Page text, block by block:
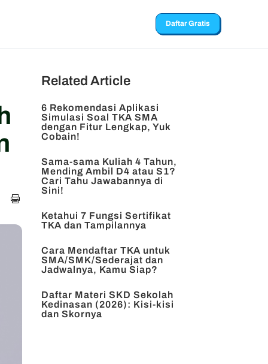
Daftar Gratis
Related Article
6 Rekomendasi Aplikasi
Simulasi Soal TKA SMA
dengan Fitur Lengkap, Yuk
Cobain!
Sama-sama Kuliah 4 Tahun,
Mending Ambil D4 atau S1?
Cari Tahu Jawabannya di
Sini!
Ketahui 7 Fungsi Sertifikat
TKA dan Tampilannya
Cara Mendaftar TKA untuk
SMA/SMK/Sederajat dan
Jadwalnya, Kamu Siap?
Daftar Materi SKD Sekolah
Kedinasan (2026): Kisi-kisi
dan Skornya